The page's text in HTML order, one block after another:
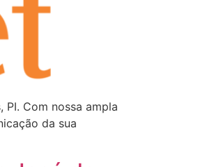
Com nossa ampla
da sua